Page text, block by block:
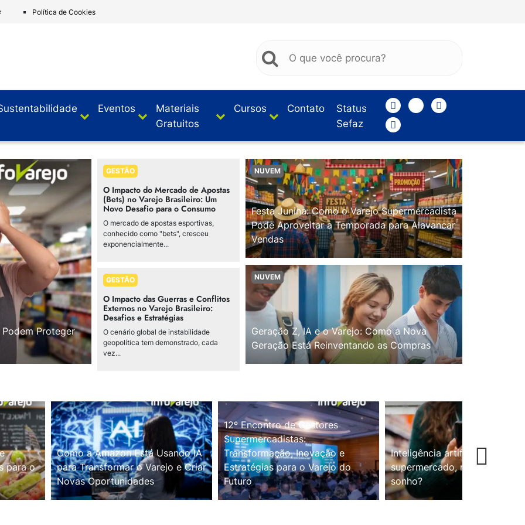
Política de Cookies
Eventos
Materiais
Gratuitos
Cursos Contato
Status
Sefaz
Proteger
GESTÃO
O Impacto do Mercado de Apostas
(Bets) no Varejo Brasileiro: Um
Novo Desafio para o Consumo
O mercado de apostas esportivas,
conhecido como "bets", cresceu
exponencialmente...
GESTÃO
O Impacto das Guerras e Conflitos
Externos no Varejo Brasileiro:
Desafios e Estratégias
O cenário global de instabilidade
geopolítica tem demonstrado, cada
vez...
NUVEM
Festa Junina: Como o Varejo Supermercadista
Pode Aproveitar a Temporada para Alavancar
Vendas
NUVEM
Geração Z, IA e o Varejo: Como a Nova
Geração Está Reinventando as Compras
para o
Como a Amazon Está Usando IA
para Transformar o Varejo e Criar
Novas Oportunidades
12º Encontro de Gestores
Supermercadistas:
Transformação, Inovação e
Estratégias para o Varejo do
Futuro
Inteligência artificial no
supermercado, realidade ou
sonho?